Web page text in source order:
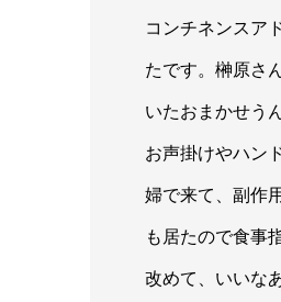
コンチネンスア
たです。榊原さ
いたおまかせう
お声掛けやハン
婦で来て、副作
も居たので食事
改めて、いいな